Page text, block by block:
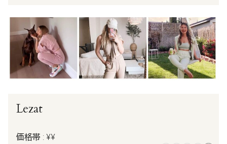
Lezat
価格帯 : ¥¥